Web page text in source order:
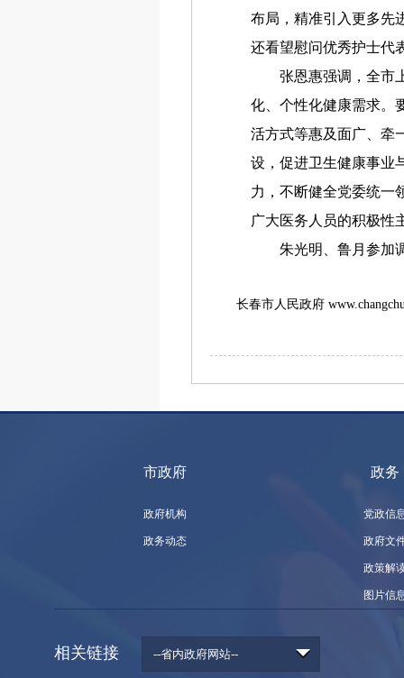
布局，精准引入更多先
还看望慰问优秀护士代
张恩惠强调，全市上
化、个性化健康需求。
活方式等惠及面广、牵
设，促进卫生健康事业
力，不断健全党委统一
广大医务人员的积极性
朱光明、鲁月参加
长春市人民政府
市政府
政府机构
政务动态
政务
党政信
政府文
政策解
图片信
相关链接 --省内政府网站--